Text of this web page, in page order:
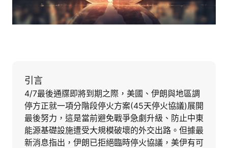
引言
4/7最後通牒即將到期之際，美國、伊朗與地區調
停方正就一項分階段停火方案(45天停火協議)展開
最後努力，這是當前避免戰爭急劇升級、防止中東
能源基礎設施遭受大規模破壞的外交出路。但據最
新消息指出，伊朗已拒絕臨時停火協議，美伊有可